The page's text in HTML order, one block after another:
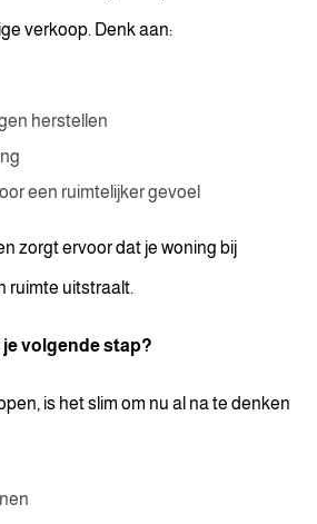
verkoop. Denk aan:
herstellen
een ruimtelijker gevoel
zorgt ervoor dat je woning bij
ruimte uitstraalt.
je volgende stap?
is het slim om nu al na te denken